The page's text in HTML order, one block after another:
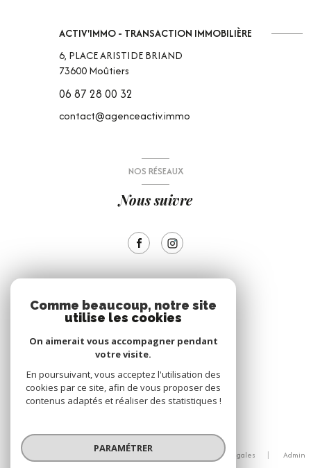
ACTIV'IMMO - TRANSACTION IMMOBILIÈRE
6, PLACE ARISTIDE BRIAND
73600Moûtiers
06 87 28 00 32
contact@agenceactiv.immo
NOS RÉSEAUX
Nous suivre
Nous adhérons
© 2026 | Tous droits réservés
Nos partenaires Mentions légales
Admin
Comme beaucoup, notre site
utilise les cookies
On aimerait vous accompagner pendant
votre visite.
En poursuivant, vous acceptez l'utilisation des
cookies par ce site, afin de vous proposer des
contenus adaptés et réaliser des statistiques !
PARAMÉTRER